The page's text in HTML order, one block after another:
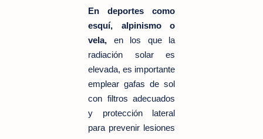
En deportes como
esquí, alpinismo o
vela, en los que la
radiación solar es
elevada, es importante
emplear gafas de sol
con filtros adecuados
y protección lateral
para prevenir lesiones